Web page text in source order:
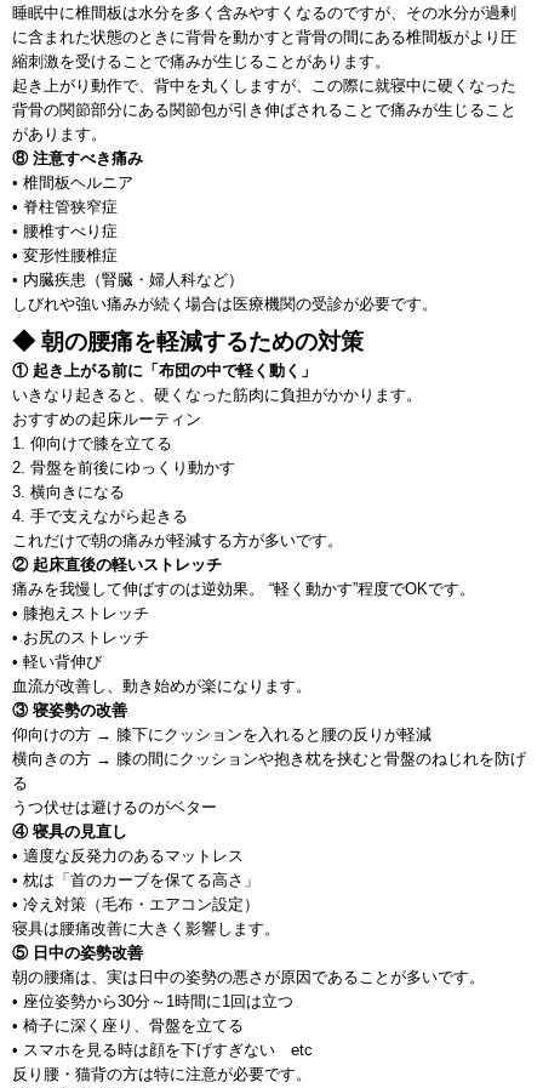
睡眠中に椎間板は水分を多く含みやすくなるのですが、その水分が過剰
に含まれた状態のときに背骨を動かすと背骨の間にある椎間板がより圧
縮刺激を受けることで痛みが生じることがあります。
起き上がり動作で、背中を丸くしますが、この際に就寝中に硬くなった
背骨の関節部分にある関節包が引き伸ばされることで痛みが生じること
があります。
⑧ 注意すべき痛み
• 椎間板ヘルニア
• 脊柱管狭窄症
• 腰椎すべり症
• 変形性腰椎症
• 内臓疾患（腎臓・婦人科など）
しびれや強い痛みが続く場合は医療機関の受診が必要です。
◆ 朝の腰痛を軽減するための対策
① 起き上がる前に「布団の中で軽く動く」
いきなり起きると、硬くなった筋肉に負担がかかります。
おすすめの起床ルーティン
1. 仰向けで膝を立てる
2. 骨盤を前後にゆっくり動かす
3. 横向きになる
4. 手で支えながら起きる
これだけで朝の痛みが軽減する方が多いです。
② 起床直後の軽いストレッチ
痛みを我慢して伸ばすのは逆効果。 “軽く動かす”程度でOKです。
• 膝抱えストレッチ
• お尻のストレッチ
• 軽い背伸び
血流が改善し、動き始めが楽になります。
③ 寝姿勢の改善
仰向けの方 → 膝下にクッションを入れると腰の反りが軽減
横向きの方 → 膝の間にクッションや抱き枕を挟むと骨盤のねじれを防げ
る
うつ伏せは避けるのがベター
④ 寝具の見直し
• 適度な反発力のあるマットレス
• 枕は「首のカーブを保てる高さ」
• 冷え対策（毛布・エアコン設定）
寝具は腰痛改善に大きく影響します。
⑤ 日中の姿勢改善
朝の腰痛は、実は日中の姿勢の悪さが原因であることが多いです。
• 座位姿勢から30分～1時間に1回は立つ
• 椅子に深く座り、骨盤を立てる
• スマホを見る時は顔を下げすぎない etc
反り腰・猫背の方は特に注意が必要です。